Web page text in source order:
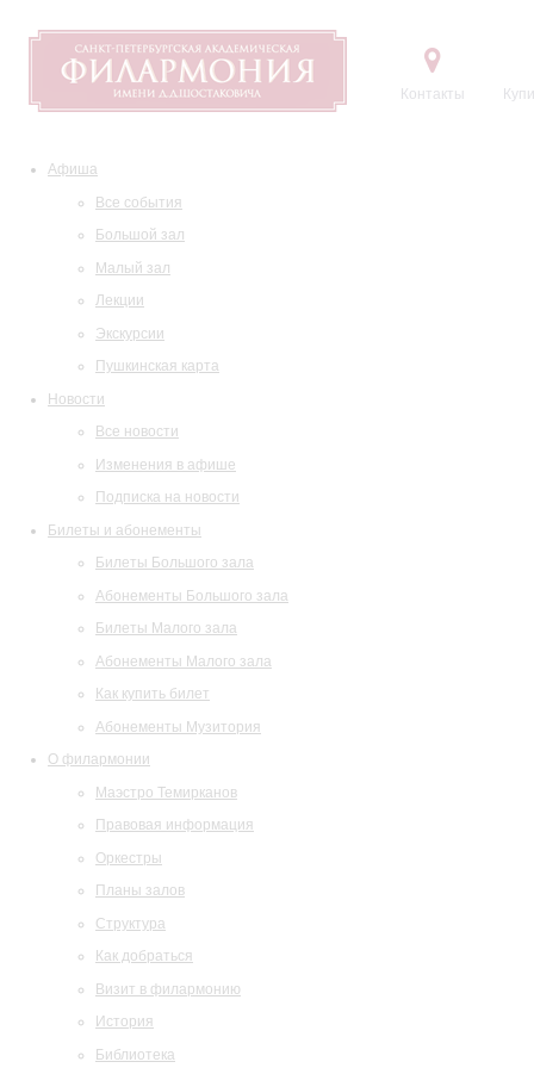
Контакты
Афиша
Все события
Большой зал
Малый зал
Лекции
Экскурсии
Пушкинская карта
Новости
Все новости
Изменения в афише
Подписка на новости
Билеты и абонементы
Билеты Большого зала
Абонементы Большого зала
Билеты Малого зала
Абонементы Малого зала
Как купить билет
Абонементы Музитория
О филармонии
Маэстро Темирканов
Правовая информация
Оркестры
Планы залов
Структура
Как добраться
Визит в филармонию
История
Библиотека